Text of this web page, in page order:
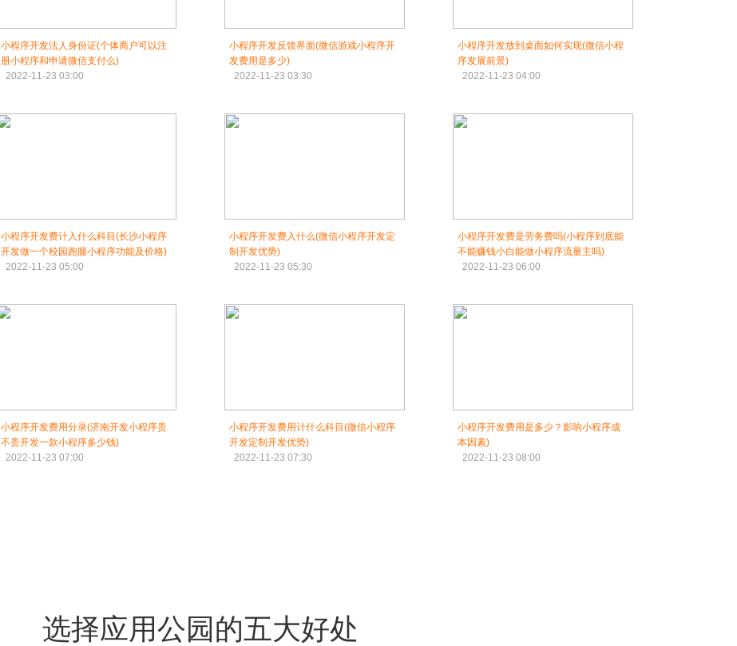
小程序开发法人身份证(个体商户可以注
册小程序和申请微信支付么)
2022-11-23 03:00
小程序开发反馈界面(微信游戏小程序开
发费用是多少)
2022-11-23 03:30
小程序开发放到桌面如何实现(微信小程
序发展前景)
2022-11-23 04:00
小程序开发费计入什么科目(长沙小程序
开发做一个校园跑腿小程序功能及价格)
2022-11-23 05:00
小程序开发费入什么(微信小程序开发定
制开发优势)
2022-11-23 05:30
小程序开发费是劳务费吗(小程序到底能
不能赚钱小白能做小程序流量主吗)
2022-11-23 06:00
小程序开发费用分录(济南开发小程序贵
不贵开发一款小程序多少钱)
2022-11-23 07:00
小程序开发费用计什么科目(微信小程序
开发定制开发优势)
2022-11-23 07:30
小程序开发费用是多少？影响小程序成
本因素)
2022-11-23 08:00
选择应用公园的五大好处